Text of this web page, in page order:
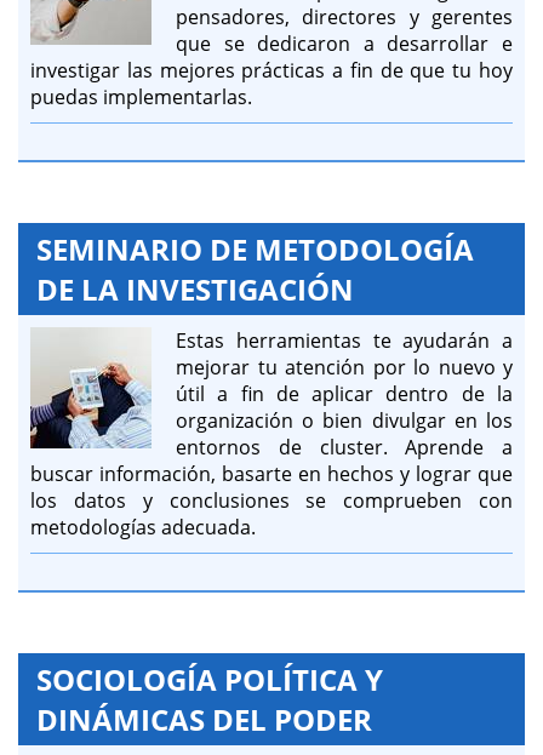
pensadores, directores y gerentes
que se dedicaron a desarrollar e
investigar las mejores prácticas a fin de que tu hoy
puedas implementarlas.
SEMINARIO DE METODOLOGÍA
DE LA INVESTIGACIÓN
Estas herramientas te ayudarán a
mejorar tu atención por lo nuevo y
útil a fin de aplicar dentro de la
organización o bien divulgar en los
entornos de cluster. Aprende a
buscar información, basarte en hechos y lograr que
los datos y conclusiones se comprueben con
metodologías adecuada.
SOCIOLOGÍA POLÍTICA Y
DINÁMICAS DEL PODER